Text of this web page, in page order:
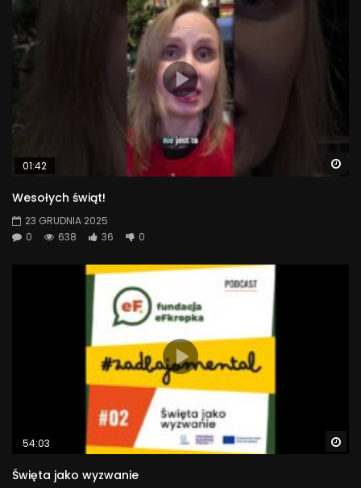
01:42
Wesołych świąt!
23 GRUDNIA 2025
0
638 36 0
54:03
Święta jako wyzwanie